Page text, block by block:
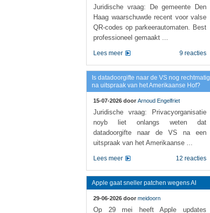
Juridische vraag: De gemeente Den
Haag waarschuwde recent voor valse
QR-codes op parkeerautomaten. Best
professioneel gemaakt ...
9 reacties
Lees meer
Is datadoorgifte naar de VS nog rechtmatig
na uitspraak van het Amerikaanse Hof?
15-07-2026 door Arnoud Engelfriet
Juridische vraag: Privacyorganisatie
noyb liet onlangs weten dat
datadoorgifte naar de VS na een
uitspraak van het Amerikaanse ...
12 reacties
Lees meer
Apple gaat sneller patchen wegens AI
29-06-2026 door meidoorn
Op 29 mei heeft Apple updates